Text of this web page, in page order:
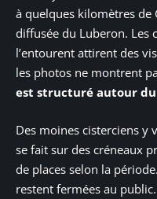
à quelques kilomètres de
diffusée du Luberon. Les
l’entourent attirent des
les photos ne montrent
est structuré autour
Des moines cisterciens y
se fait sur des créneaux
de places selon la
restent fermées au